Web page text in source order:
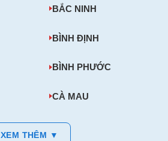
BẮC NINH
BÌNH ĐỊNH
BÌNH PHƯỚC
CÀ MAU
XEM THÊM ▼